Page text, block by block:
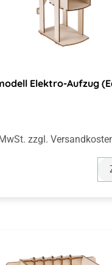
Elektro-Aufzug
zzgl.